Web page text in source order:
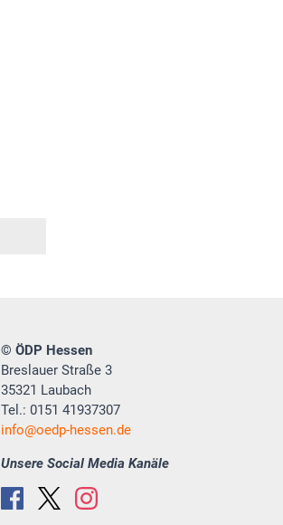
© ÖDP Hessen
Breslauer Straße 3
35321 Laubach
Tel.: 0151 41937307
info
oedp-hessen.de
Unsere Social Media Kanäle